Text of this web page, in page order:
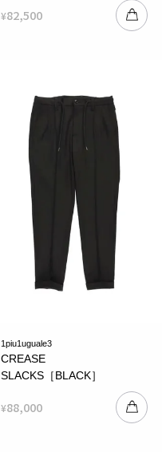
¥82,500
1piu1uguale3
CREASE
SLACKS［BLACK］
¥88,000